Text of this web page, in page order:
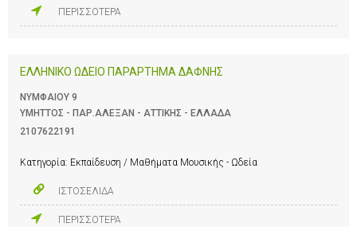
ΠΕΡΙΣΣΟΤΕΡΑ
ΕΛΛΗΝΙΚΟ ΩΔΕΙΟ ΠΑΡΑΡΤΗΜΑ ΔΑΦΝΗΣ
ΝΥΜΦΑΙΟΥ 9
ΥΜΗΤΤΟΣ - ΠΑΡ.ΑΛΕΞΑΝ - ΑΤΤΙΚΗΣ - ΕΛΛΑΔΑ
2107622191
Κατηγορία: Εκπαίδευση / Μαθήματα Μουσικής - Ωδεία
ΙΣΤΟΣΕΛΙΔΑ
ΠΕΡΙΣΣΟΤΕΡΑ